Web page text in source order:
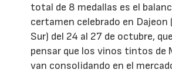
total de 8 medallas es el
certamen celebrado en Dajeon
Sur) del 24 al 27 de octubre,
pensar que los vinos tintos de
van consolidando en el